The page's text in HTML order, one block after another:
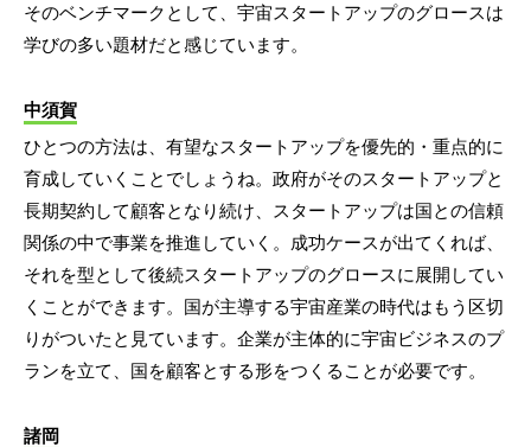
そのベンチマークとして、宇宙スタートアップのグロースは
学びの多い題材だと感じています。
中須賀
ひとつの方法は、有望なスタートアップを優先的・重点的に
育成していくことでしょうね。政府がそのスタートアップと
長期契約して顧客となり続け、スタートアップは国との信頼
関係の中で事業を推進していく。成功ケースが出てくれば、
それを型として後続スタートアップのグロースに展開してい
くことができます。国が主導する宇宙産業の時代はもう区切
りがついたと見ています。企業が主体的に宇宙ビジネスのプ
ランを立て、国を顧客とする形をつくることが必要です。
諸岡